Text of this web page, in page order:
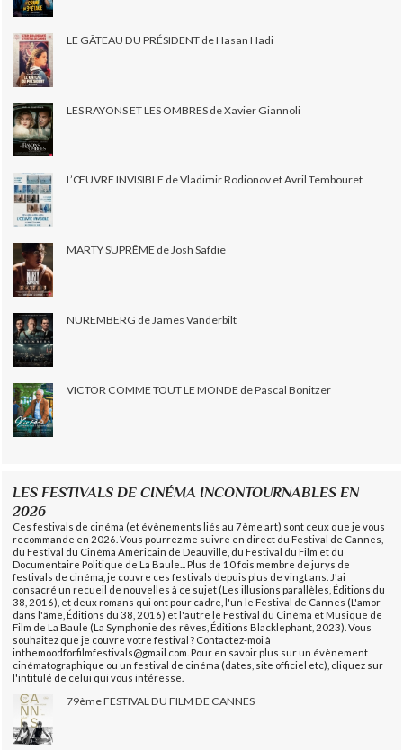
LE GÂTEAU DU PRÉSIDENT de Hasan Hadi
LES RAYONS ET LES OMBRES de Xavier Giannoli
L’ŒUVRE INVISIBLE de Vladimir Rodionov et Avril Tembouret
MARTY SUPRÊME de Josh Safdie
NUREMBERG de James Vanderbilt
VICTOR COMME TOUT LE MONDE de Pascal Bonitzer
LES FESTIVALS DE CINÉMA INCONTOURNABLES EN
2026
Ces festivals de cinéma (et évènements liés au 7ème art) sont ceux que je vous
recommande en 2026. Vous pourrez me suivre en direct du Festival de Cannes,
du Festival du Cinéma Américain de Deauville, du Festival du Film et du
Documentaire Politique de La Baule... Plus de 10 fois membre de jurys de
festivals de cinéma, je couvre ces festivals depuis plus de vingt ans. J'ai
consacré un recueil de nouvelles à ce sujet (Les illusions parallèles, Éditions du
38, 2016), et deux romans qui ont pour cadre, l'un le Festival de Cannes (L'amor
dans l'âme, Éditions du 38, 2016) et l'autre le Festival du Cinéma et Musique de
Film de La Baule (La Symphonie des rêves, Éditions Blacklephant, 2023). Vous
souhaitez que je couvre votre festival ? Contactez-moi à
inthemoodforfilmfestivals@gmail.com. Pour en savoir plus sur un évènement
cinématographique ou un festival de cinéma (dates, site officiel etc), cliquez sur
l'intitulé de celui qui vous intéresse.
79ème FESTIVAL DU FILM DE CANNES